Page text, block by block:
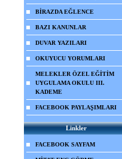
BİRAZDA EĞLENCE
BAZI KANUNLAR
DUVAR YAZILARI
OKUYUCU YORUMLARI
MELEKLER ÖZEL EĞİTİM
UYGULAMA OKULU III.
KADEME
FACEBOOK PAYLAŞIMLARI
Linkler
FACEBOOK SAYFAM